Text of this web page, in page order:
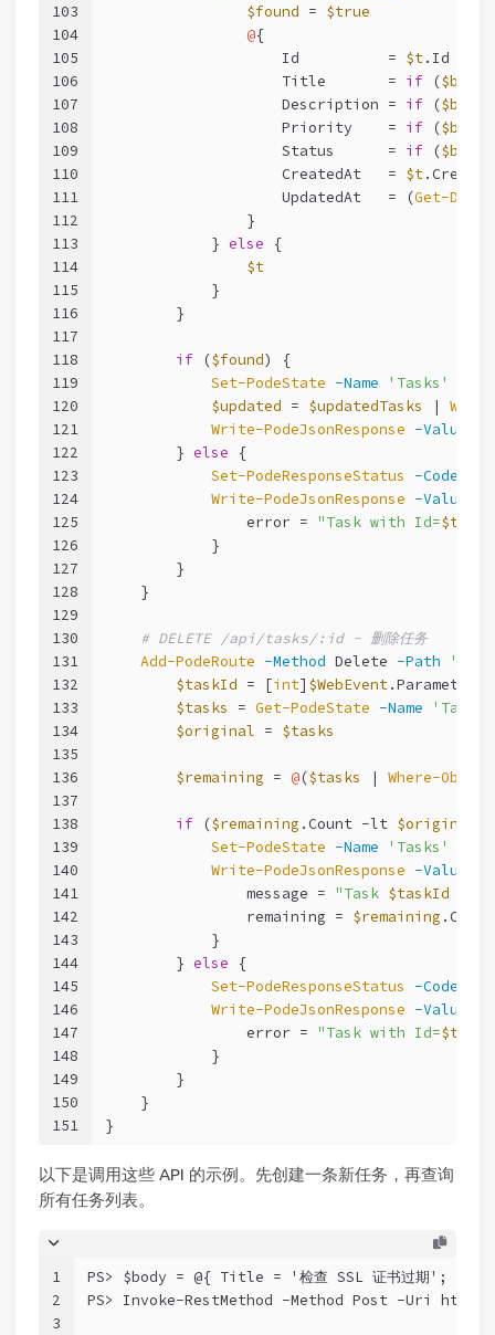
103
104
105
106
107
108
109
110
111
112
113
114
115
116
117
118
119
120
121
122
123
124
125
126
127
128
129
130
131
132
133
134
135
136
137
138
139
140
141
142
143
144
145
146
147
148
149
150
151
$found = $true
@{
                    Id          =
$t.Id
                    Title       =
if ($body
                    Description =
if ($body
                    Priority    =
if ($body
                    Status      =
if ($body
                    CreatedAt   =
$t
                    UpdatedAt   = (
Get-Date
                }
            }
else {
$t
            }
        }
if ($found) {
Set-PodeState -Name 'Tasks'
$updated = $updatedTasks |
Write-PodeJsonResponse -Value
        }
else {
Set-PodeResponseStatus
-Code
Write-PodeJsonResponse -Value
                error =
"Task with Id=
            }
        }
    }
# DELETE /api/tasks/:id - 删除任务
Add-PodeRoute -Method Delete -Path
'/
$taskId = [int] $WebEvent.Parameters[
$tasks = Get-PodeState -Name
'Tasks'
$original = $tasks
$remaining = @($tasks | Where-Object
if ($remaining .Count -lt $original
Set-PodeState -Name 'Tasks'
Write-PodeJsonResponse -Value
                message =
"Task $taskId
                remaining =
$remaining .Count
            }
        }
else {
Set-PodeResponseStatus
-Code
Write-PodeJsonResponse -Value
                error =
"Task with Id=
            }
        }
    }
}
以下是调用这些 API 的示例。先创建一条新任务，再查询
所有任务列表。
1
2
3
PS> $body = @{ Title = '检查 SSL 证书过期';
PS> Invoke-RestMethod -Method Post -Uri